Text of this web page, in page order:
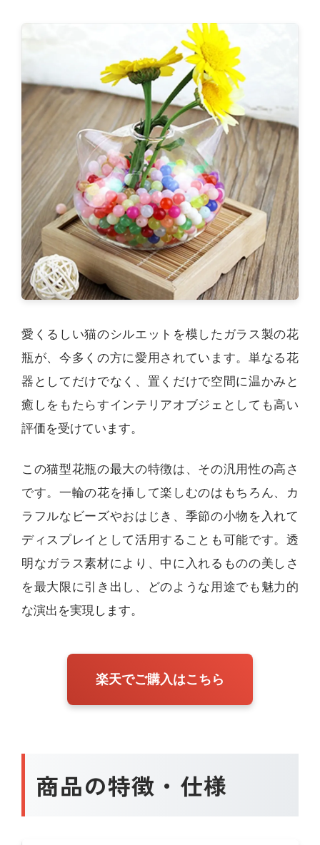
愛くるしい猫のシルエットを模したガラス製の花
瓶が、今多くの方に愛用されています。単なる花
器としてだけでなく、置くだけで空間に温かみと
癒しをもたらすインテリアオブジェとしても高い
評価を受けています。
この猫型花瓶の最大の特徴は、その汎用性の高さ
です。一輪の花を挿して楽しむのはもちろん、カ
ラフルなビーズやおはじき、季節の小物を入れて
ディスプレイとして活用することも可能です。透
明なガラス素材により、中に入れるものの美しさ
を最大限に引き出し、どのような用途でも魅力的
な演出を実現します。
楽天でご購入はこちら
商品の特徴・仕様